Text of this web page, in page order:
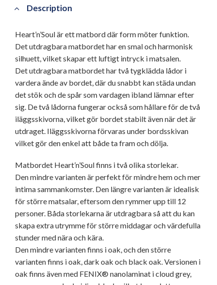
Description
Heart’n’Soul är ett matbord där form möter funktion.
Det utdragbara matbordet har en smal och harmonisk
silhuett, vilket skapar ett luftigt intryck i matsalen.
Det utdragbara matbordet har två tygklädda lådor i
vardera ände av bordet, där du snabbt kan städa undan
det stök och de spår som vardagen ibland lämnar efter
sig. De två lådorna fungerar också som hållare för de två
iläggsskivorna, vilket gör bordet stabilt även när det är
utdraget. Iläggsskivorna förvaras under bordsskivan
vilket gör den enkel att både ta fram och dölja.
Matbordet Heart’n’Soul finns i två olika storlekar.
Den mindre varianten är perfekt för mindre hem och mer
intima sammankomster. Den längre varianten är idealisk
för större matsalar, eftersom den rymmer upp till 12
personer. Båda storlekarna är utdragbara så att du kan
skapa extra utrymme för större middagar och värdefulla
stunder med nära och kära.
Den mindre varianten finns i oak, och den större
varianten finns i oak, dark oak och black oak. Versionen i
oak finns även med FENIX® nanolaminat i cloud grey,